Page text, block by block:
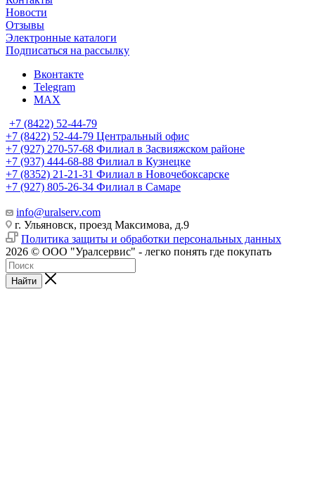
Новости
Отзывы
Электронные каталоги
Подписаться на рассылку
Вконтакте
Telegram
MAX
+7 (8422) 52-44-79
+7 (8422) 52-44-79 Центральный офис
+7 (927) 270-57-68 Филиал в Засвияжском районе
+7 (937) 444-68-88 Филиал в Кузнецке
+7 (8352) 21-21-31 Филиал в Новочебоксарске
+7 (927) 805-26-34 Филиал в Самаре
info@uralserv.com
г. Ульяновск, проезд Максимова, д.9
Политика защиты и обработки персональных данных
2026 © ООО "Уралсервис" - легко понять где покупать
Найти